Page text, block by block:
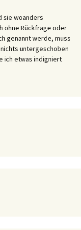
sie woanders
ohne Rückfrage oder
genannt werde, muss
untergeschoben
ich etwas indigniert